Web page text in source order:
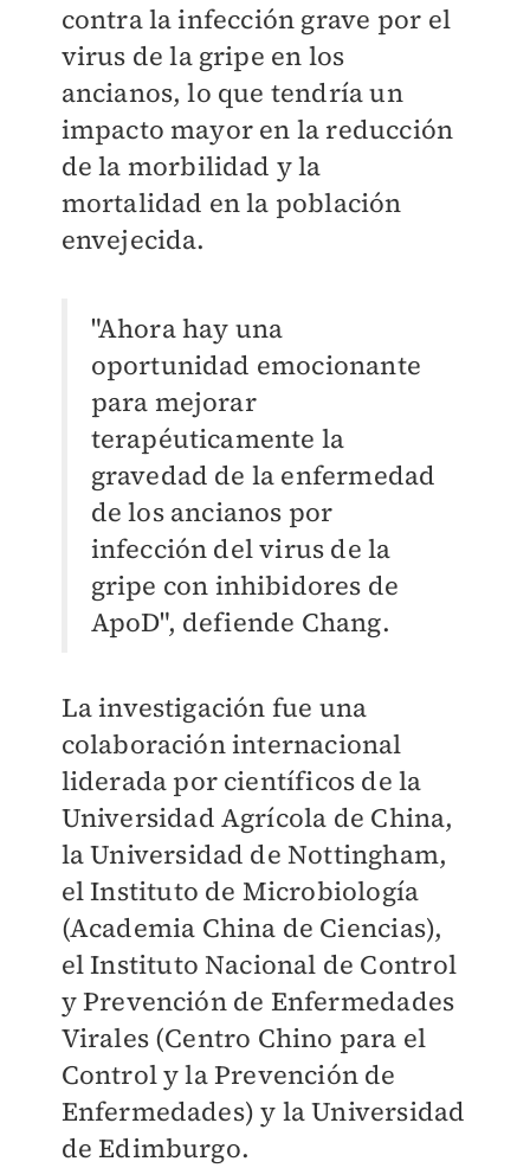
contra la infección grave por el
virus de la gripe en los
ancianos, lo que tendría un
impacto mayor en la reducción
de la morbilidad y la
mortalidad en la población
envejecida.
"Ahora hay una
oportunidad emocionante
para mejorar
terapéuticamente la
gravedad de la enfermedad
de los ancianos por
infección del virus de la
gripe con inhibidores de
ApoD", defiende Chang.
La investigación fue una
colaboración internacional
liderada por científicos de la
Universidad Agrícola de China,
la Universidad de Nottingham,
el Instituto de Microbiología
(Academia China de Ciencias),
el Instituto Nacional de Control
y Prevención de Enfermedades
Virales (Centro Chino para el
Control y la Prevención de
Enfermedades) y la Universidad
de Edimburgo.